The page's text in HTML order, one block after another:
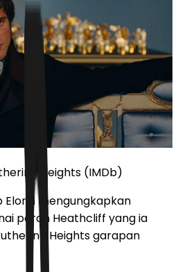
Heights (IMDb)
Elordi mengungkapkan
peran Heathcliff yang ia
Heights garapan